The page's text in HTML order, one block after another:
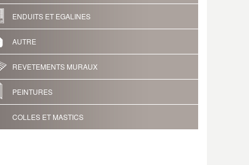
ENDUITS ET EGALINES
AUTRE
REVETEMENTS MURAUX
PEINTURES
COLLES ET MASTICS